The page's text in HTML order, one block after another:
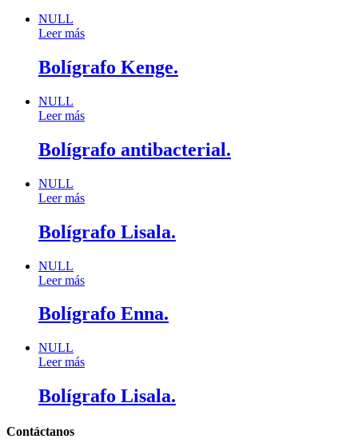
NULL
Leer más
Bolígrafo Kenge.
NULL
Leer más
Bolígrafo antibacterial.
NULL
Leer más
Bolígrafo Lisala.
NULL
Leer más
Bolígrafo Enna.
NULL
Leer más
Bolígrafo Lisala.
Contáctanos